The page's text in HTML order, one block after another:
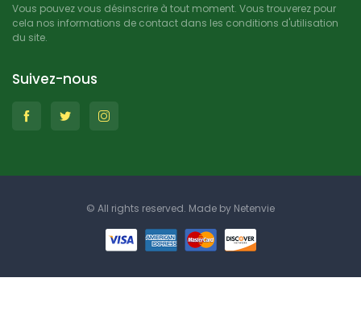
Vous pouvez vous désinscrire à tout moment. Vous trouverez pour
cela nos informations de contact dans les conditions d'utilisation
du site.
Suivez-nous
© All rights reserved. Made by Netenvie